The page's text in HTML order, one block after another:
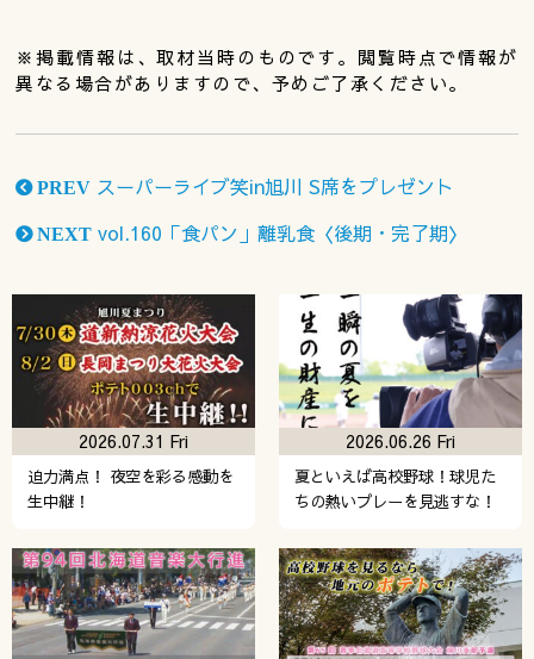
※掲載情報は、取材当時のものです。閲覧時点で情報が
異なる場合がありますので、予めご了承ください。
PREV スーパーライブ笑in旭川 S席をプレゼント
NEXT vol.160「食パン」離乳食〈後期・完了期〉
迫力満点！ 夜空を彩る感動を
生中継！
2026.07.31 Fri
夏といえば高校野球！球児た
ちの熱いプレーを見逃すな！
2026.06.26 Fri